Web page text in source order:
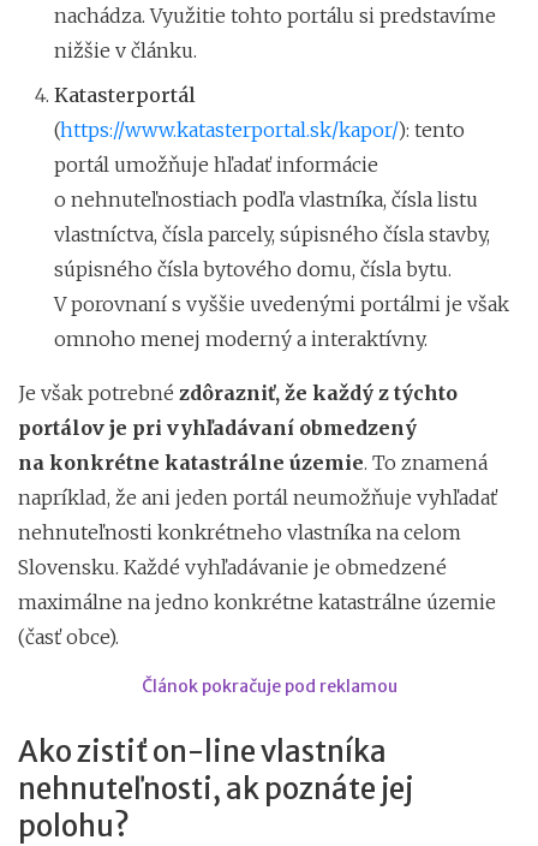
nachádza. Využitie tohto portálu si predstavíme
nižšie v článku.
Katasterportál
(https://www.katasterportal.sk/kapor/): tento
portál umožňuje hľadať informácie
o nehnuteľnostiach podľa vlastníka, čísla listu
vlastníctva, čísla parcely, súpisného čísla stavby,
súpisného čísla bytového domu, čísla bytu.
V porovnaní s vyššie uvedenými portálmi je však
omnoho menej moderný a interaktívny.
Je však potrebné zdôrazniť, že každý z týchto
portálov je pri vyhľadávaní obmedzený
na konkrétne katastrálne územie. To znamená
napríklad, že ani jeden portál neumožňuje vyhľadať
nehnuteľnosti konkrétneho vlastníka na celom
Slovensku. Každé vyhľadávanie je obmedzené
maximálne na jedno konkrétne katastrálne územie
(časť obce).
Článok pokračuje pod reklamou
Ako zistiť on-line vlastníka
nehnuteľnosti, ak poznáte jej
polohu?